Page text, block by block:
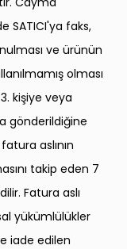
SATICI'ya faks,
ve ürünün
olması
kişiye veya
gönderildiğine
aslının
takip eden 7
Fatura aslı
yükümlülükler
iade edilen